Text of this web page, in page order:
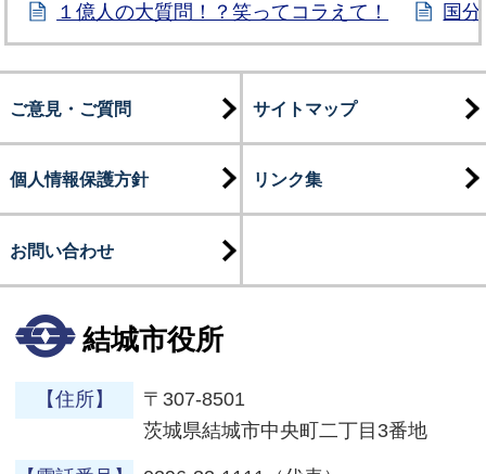
１億人の大質問！？笑ってコラえて！ 国
ご意見・ご質問 サイトマップ
個人情報保護方針 リンク集
お問い合わせ
結城市役所
【住所】
〒307-8501
茨城県結城市中央町二丁目3番地